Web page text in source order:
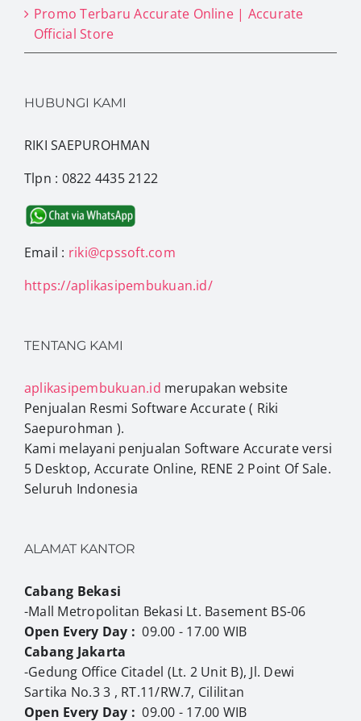
Promo Terbaru Accurate Online | Accurate
Official Store
HUBUNGI KAMI
RIKI SAEPUROHMAN
Tlpn : 0822 4435 2122
Email : riki@cpssoft.com
https://aplikasipembukuan.id/
TENTANG KAMI
aplikasipembukuan.id merupakan website
Penjualan Resmi Software Accurate ( Riki
Saepurohman ).
Kami melayani penjualan Software Accurate versi
5 Desktop, Accurate Online, RENE 2 Point Of Sale.
Seluruh Indonesia
ALAMAT KANTOR
Cabang Bekasi
-Mall Metropolitan Bekasi Lt. Basement BS-06
Open Every Day : 09.00 - 17.00 WIB
Cabang Jakarta
-Gedung Office Citadel (Lt. 2 Unit B), Jl. Dewi
Sartika No.3 3 , RT.11/RW.7, Cililitan
Open Every Day : 09.00 - 17.00 WIB